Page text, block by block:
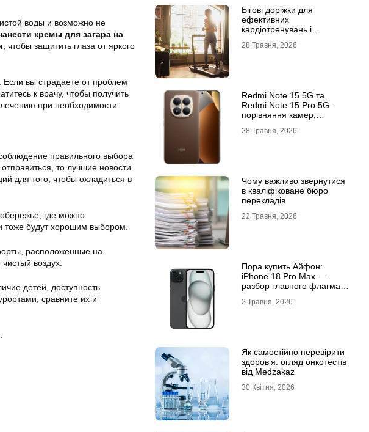
воды и возможно не
кремы для загара на
, чтобы защитить глаза от яркого
вы страдаете от проблем
к врачу, чтобы получить
при необходимости.
правильного выбора
то лучшие новости
для того, чтобы охладиться в
где можно
тоже будут хорошим выбором.
расположенные на
воздух.
детей, доступность
сравните их и
Бігові доріжки для
ефективних
кардіотренувань і
способу життя
28 Травня, 2026
Redmi Note 15 5G та
Redmi Note 15 Pro 5G:
порівняння камер,
продуктивності
28 Травня, 2026
Чому важливо звернутися
в кваліфіковане бюро
перекладів
22 Травня, 2026
Пора купить Айфон:
iPhone 18 Pro Max —
разбор главного флагмана
2 Травня, 2026
Як самостійно перевірити
здоров’я: огляд онкотестів
від Medzakaz
30 Квітня, 2026